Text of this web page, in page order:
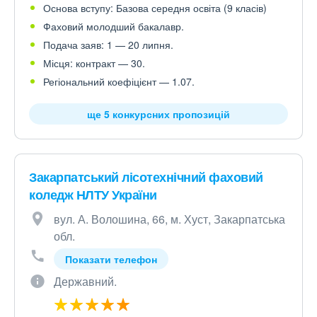
Основа вступу: Базова середня освіта (9 класів)
Фаховий молодший бакалавр.
Подача заяв: 1 — 20 липня.
Місця: контракт — 30.
Регіональний коефіцієнт — 1.07.
ще 5 конкурсних пропозицій
Закарпатський лісотехнічний фаховий
коледж НЛТУ України
вул. А. Волошина, 66, м. Хуст, Закарпатська
обл.
Показати телефон
Державний.